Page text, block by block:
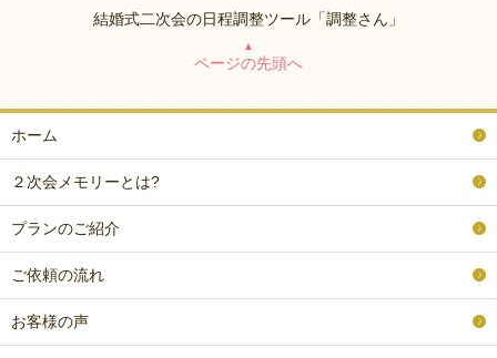
結婚式二次会の日程調整ツール「調整さん」
▲
ページの先頭へ
ホーム
２次会メモリーとは?
プランのご紹介
ご依頼の流れ
お客様の声